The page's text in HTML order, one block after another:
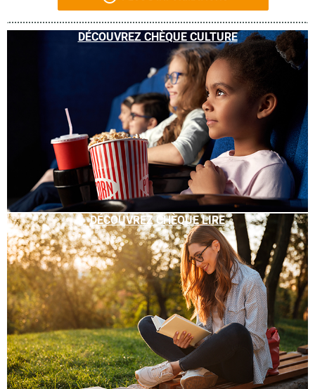
DÉCOUVREZ CHÈQUE CULTURE
DÉCOUVREZ CHÈQUE LIRE